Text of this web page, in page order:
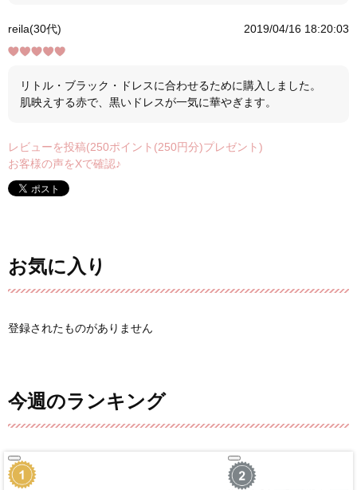
reila(30代) 2019/04/16 18:20:03
リトル・ブラック・ドレスに合わせるために購入しました。
肌映えする赤で、黒いドレスが一気に華やぎます。
レビューを投稿(250ポイント(250円分)プレゼント)
お客様の声をXで確認♪
お気に入り
登録されたものがありません
今週のランキング